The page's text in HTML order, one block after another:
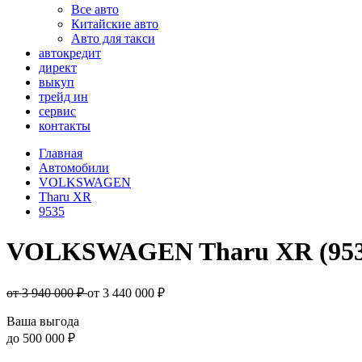
Все авто
Китайские авто
Авто для такси
автокредит
директ
выкуп
трейд ин
сервис
контакты
Главная
Автомобили
VOLKSWAGEN
Tharu XR
9535
VOLKSWAGEN Tharu XR
от 3 940 000 ₽от 3 440 000 ₽
Ваша выгода
до 500 000 ₽